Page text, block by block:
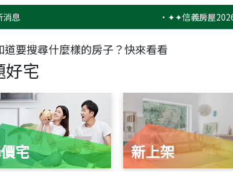
消息 ✦✦信義房屋2026品牌
道要搜尋什麼樣的房子？快來看看
好宅
宅 新上架